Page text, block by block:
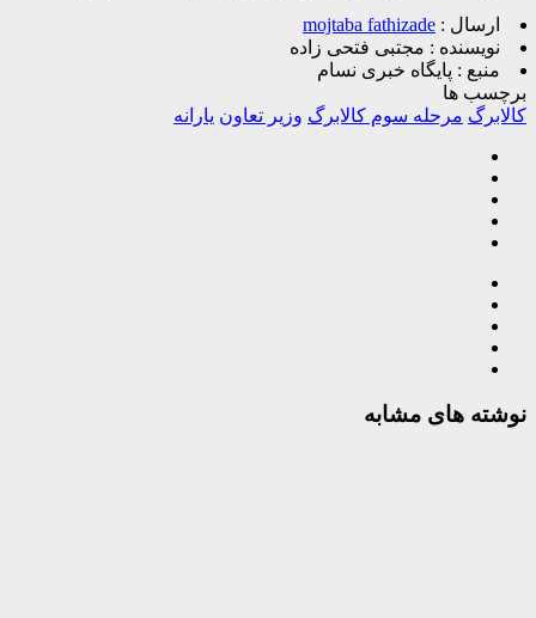
ارسال : mojtaba fathizade
نویسنده : مجتبی فتحی زاده
منبع : پایگاه خبری نسام
برچسب ها
کالابرگ مرحله سوم کالابرگ وزیر تعاون یارانه
نوشته های مشابه